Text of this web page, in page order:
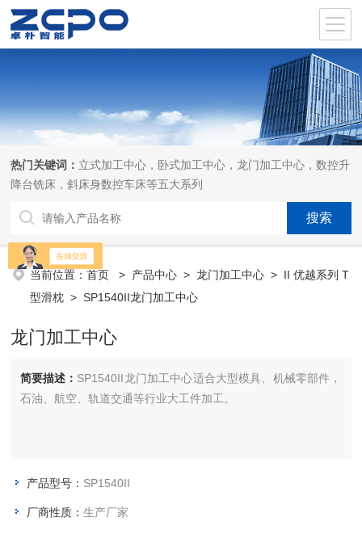
热门关键词： 立式加工中心，卧式加工中心，龙门加工中心，数控升
降台铣床，斜床身数控车床等五大系列
当前位置：首页 > 产品中心 >龙门加工中心 > II 优越系列 T
型滑枕 > SP1540II龙门加工中心
龙门加工中心
简要描述： SP1540II龙门加工中心适合大型模具、机械零部件，
石油、航空、轨道交通等行业大工件加工。
产品型号： SP1540II
厂商性质：生产厂家